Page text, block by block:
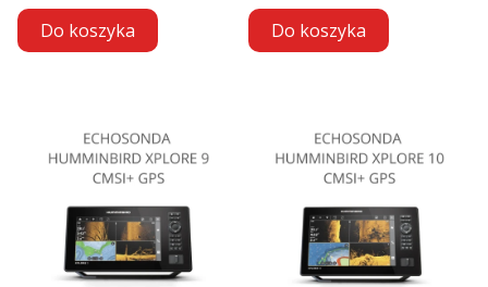
Do koszyka Do koszyka